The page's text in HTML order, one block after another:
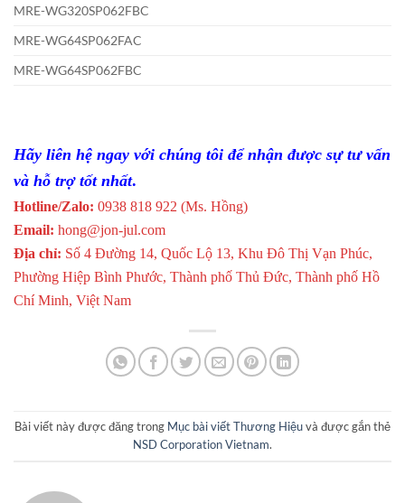
MRE-WG320SP062FBC
MRE-WG64SP062FAC
MRE-WG64SP062FBC
Hãy liên hệ ngay với chúng tôi để nhận được sự tư vấn
và hỗ trợ tốt nhất.
Hotline/Zalo: 0938 818 922 (Ms. Hồng)
Email: hong@jon-jul.com
Địa chỉ: Số 4 Đường 14, Quốc Lộ 13, Khu Đô Thị Vạn Phúc,
Phường Hiệp Bình Phước, Thành phố Thủ Đức, Thành phố Hồ
Chí Minh, Việt Nam
Bài viết này được đăng trong Mục bài viết Thương Hiệuvà được gắn thẻ
NSD Corporation Vietnam.